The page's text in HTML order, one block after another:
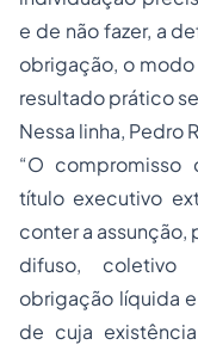
e de não fazer, a
obrigação, o
resultado prático
Nessa linha, Pedro
“O compromisso
título executivo
conter a
difuso, coletivo
obrigação líquida
de cuja